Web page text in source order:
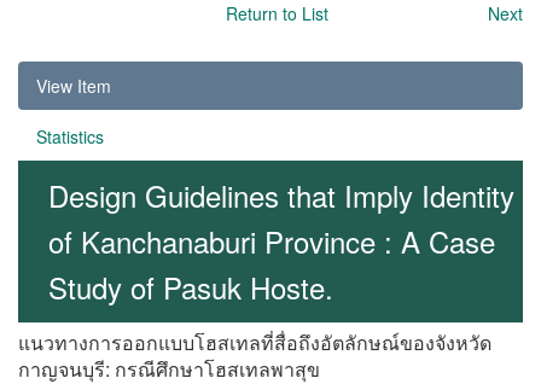
Return to List Next
View Item
Statistics
Design Guidelines that Imply Identity
of Kanchanaburi Province : A Case
Study of Pasuk Hoste.
แนวทางการออกแบบโฮสเทลที่สื่อถึงอัตลักษณ์ของจังหวัด
กาญจนบุรี: กรณีศึกษาโฮสเทลพาสุข